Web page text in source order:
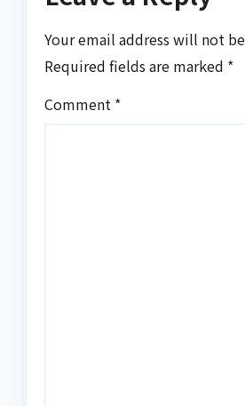
Your email address will not
Required fields are marked *
Comment *